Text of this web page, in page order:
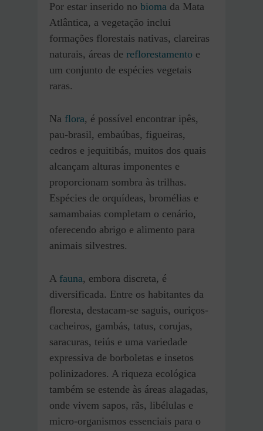
Por estar inserido no bioma da Mata
Atlântica, a vegetação inclui
formações florestais nativas, clareiras
naturais, áreas de reflorestamento e
um conjunto de espécies vegetais
raras.
Na flora, é possível encontrar ipês,
pau-brasil, embaúbas, figueiras,
cedros e jequitibás, muitos dos quais
alcançam alturas imponentes e
proporcionam sombra às trilhas.
Espécies de orquídeas, bromélias e
samambaias completam o cenário,
oferecendo abrigo e alimento para
animais silvestres.
A fauna, embora discreta, é
diversificada. Entre os habitantes da
floresta, destacam-se saguis, ouriços-
cacheiros, gambás, tatus, corujas,
saracuras, teiús e uma variedade
expressiva de borboletas e insetos
polinizadores. A riqueza ecológica
também se estende às áreas alagadas,
onde vivem sapos, rãs, libélulas e
micro-organismos essenciais para o